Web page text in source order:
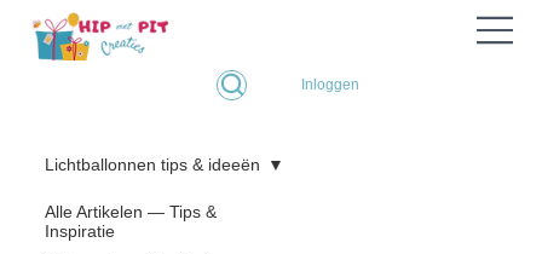
Inloggen
Alle Artikelen — Tips &
Inspiratie
Lichtballonnen tips & ideeën